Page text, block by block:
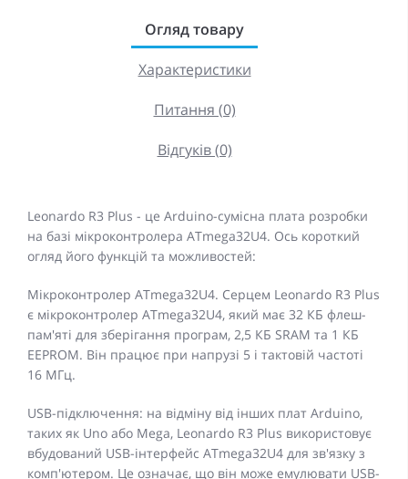
Огляд товару
Характеристики
Питання (0)
Відгуків (0)
Leonardo R3 Plus - це Arduino-сумісна плата розробки
на базі мікроконтролера ATmega32U4. Ось короткий
огляд його функцій та можливостей:
Мікроконтролер ATmega32U4. Серцем Leonardo R3 Plus
є мікроконтролер ATmega32U4, який має 32 КБ флеш-
пам'яті для зберігання програм, 2,5 КБ SRAM та 1 КБ
EEPROM. Він працює при напрузі 5 і тактовій частоті
16 МГц.
USB-підключення: на відміну від інших плат Arduino,
таких як Uno або Mega, Leonardo R3 Plus використовує
вбудований USB-інтерфейс ATmega32U4 для зв'язку з
комп'ютером. Це означає, що він може емулювати USB-